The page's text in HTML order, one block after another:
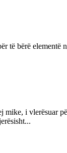
të bërë
mike, i vlerësuar